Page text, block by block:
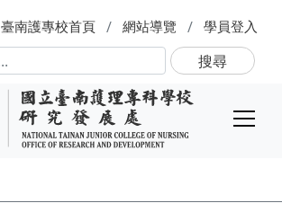
臺南護專校首頁 網站導覽 學員登入
搜尋